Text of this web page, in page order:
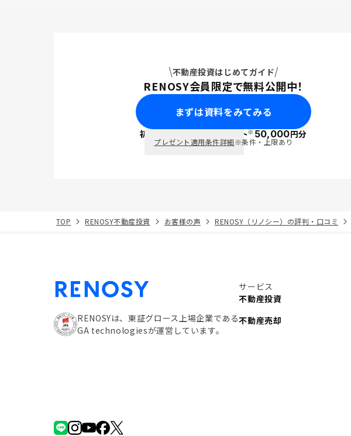
不動産投資はじめてガイド
RENOSY会員限定で無料公開中！
まずは資料をみてみる
初回面談で ポイント※50,000円分
プレゼント適用条件詳細※条件・上限あり
TOP RENOSY不動産投資 お客様の声 RENOSY（リノシー）の評判・口コミ
RENOSYは、東証グロース上場企業である
GA technologiesが運営しています。
サービス
不動産投資
不動産売却